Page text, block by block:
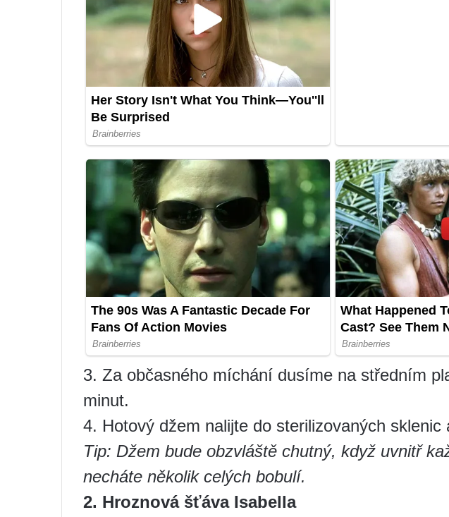
3. Za občasného míchání dusíme na středním
minut.
4. Hotový džem nalijte do sterilizovaných sklenic
Tip: Džem bude obzvláště chutný, když uvnitř
necháte několik celých bobulí.
2. Hroznová šťáva Isabella